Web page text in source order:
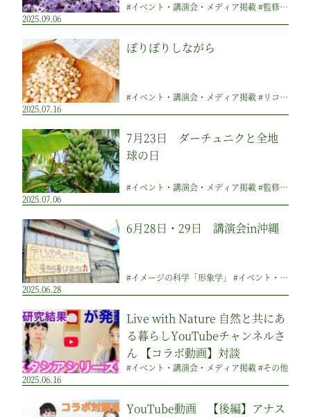
#イベント・講演会・メディア掲載 #監修のつぶやき #日本の祖国・一族の土地 #その他 #祖国づくりのアイディア集
2025.09.06
ぽりぽりしながら
#イベント・講演会・メディア掲載 #リコメンド商品・レビュー・お客様の声 #監修のつぶやき
2025.07.16
7月23日 ダーチュニクと全地
球の日
#イベント・講演会・メディア掲載 #監修のつぶやき #その他 #ピックアップ
2025.07.06
6月28日・29日 講演会in沖縄
#イメージの科学「形象学」 #イベント・講演会・メディア掲載 #監修のつぶやき #その他 #ピックアップ
2025.06.28
Live with Nature 自然と共にあ
る暮らしYouTubeチャンネルさ
ん 【コラボ動画】対談
#イベント・講演会・メディア掲載 #その他
2025.06.16
YouTube動画 【後編】アナス